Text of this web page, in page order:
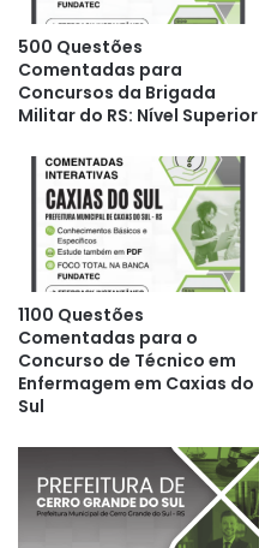
500 Questões
Comentadas para
Concursos da Brigada
Militar do RS: Nível Superior
1100 Questões
Comentadas para o
Concurso de Técnico em
Enfermagem em Caxias do
Sul